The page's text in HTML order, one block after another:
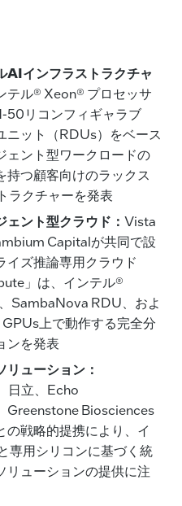
AIインフラストラクチャ
テル® Xeon® プロセッサ
リコンフィギャラブ
ニット（RDUs）をベース
ェント型ワークロードの
持つ顧客向けのラックス
ラクチャーを発表
ント型クラウド： Vista
Capitalが共同で設
イズ推論専用クラウド
」は、インテル®
SambaNova RDU、およ
上で動作する完全分
ンを発表
ューション：
日立、Echo
Greenstone Biosciences
の戦略的提携により、イ
専用シリコンに基づく統
リューションの提供に注